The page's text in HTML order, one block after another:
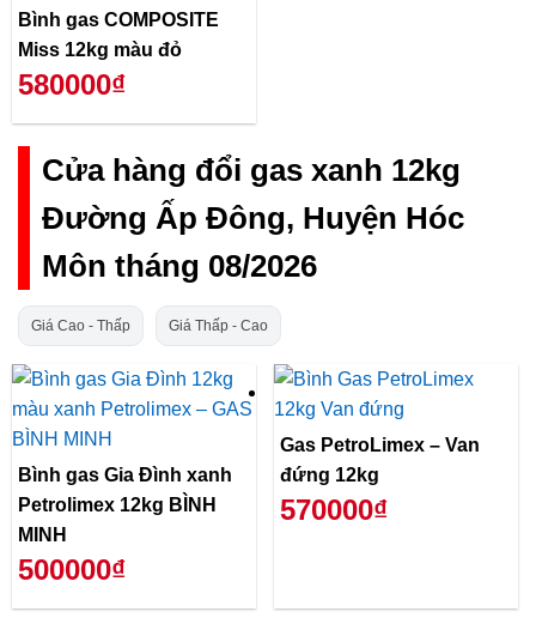
Bình gas COMPOSITE
Miss 12kg màu đỏ
580000₫
Cửa hàng đổi gas xanh 12kg
Đường Ấp Đông, Huyện Hóc
Môn tháng 08/2026
Giá Cao - Thấp Giá Thấp - Cao
Bình gas Gia Đình xanh
Petrolimex 12kg BÌNH
MINH
500000₫
Gas PetroLimex – Van
đứng 12kg
570000₫